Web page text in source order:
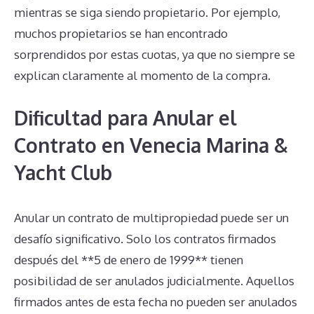
mientras se siga siendo propietario. Por ejemplo,
muchos propietarios se han encontrado
sorprendidos por estas cuotas, ya que no siempre se
explican claramente al momento de la compra.
Dificultad para Anular el
Contrato en Venecia Marina &
Yacht Club
Anular un contrato de multipropiedad puede ser un
desafío significativo. Solo los contratos firmados
después del **5 de enero de 1999** tienen
posibilidad de ser anulados judicialmente. Aquellos
firmados antes de esta fecha no pueden ser anulados